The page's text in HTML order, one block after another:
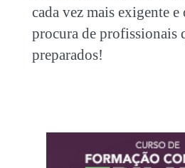
cada vez mais exigente e
procura de profissionais
preparados!